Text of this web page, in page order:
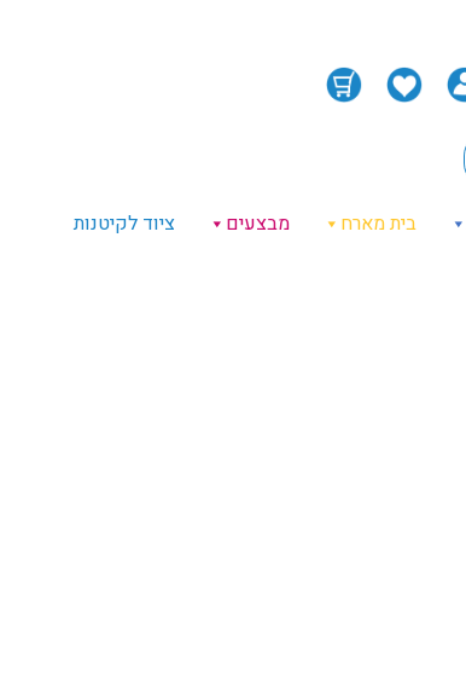
בית מארח מבצעים
ציוד לקיטנות